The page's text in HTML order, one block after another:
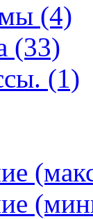
(4)
(33)
(1)